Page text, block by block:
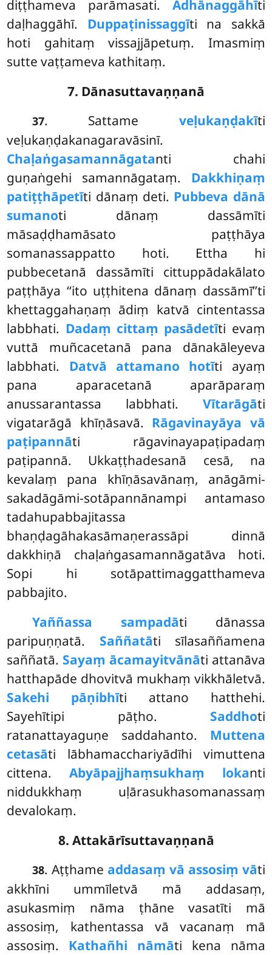
diṭṭhameva parāmasati. Ādhānaggāhīti
daḷhaggāhī. Duppaṭinissaggīti na sakkā
hoti gahitaṃ vissajjāpetuṃ. Imasmiṃ
sutte vaṭṭameva kathitaṃ.
7. Dānasuttavaṇṇanā
37. Sattame veḷukaṇḍakīti
veḷukaṇḍakanagaravāsinī.
Chaḷaṅgasamannāgatanti chahi
guṇaṅgehi samannāgataṃ. Dakkhiṇaṃ
patiṭṭhāpetīti dānaṃ deti. Pubbeva dānā
sumanoti dānaṃ dassāmīti
māsaḍḍhamāsato paṭṭhāya
somanassappatto hoti. Ettha hi
pubbecetanā dassāmīti cittuppādakālato
paṭṭhāya ‘‘ito uṭṭhitena dānaṃ dassāmī’’ti
khettaggahaṇaṃ ādiṃ katvā cintentassa
labbhati. Dadaṃ cittaṃ pasādetīti evaṃ
vuttā muñcacetanā pana dānakāleyeva
labbhati. Datvā attamano hotīti ayaṃ
pana aparacetanā aparāparaṃ
anussarantassa labbhati. Vītarāgāti
vigatarāgā khīṇāsavā. Rāgavinayāya vā
paṭipannāti rāgavinayapaṭipadaṃ
paṭipannā. Ukkaṭṭhadesanā cesā, na
kevalaṃ pana khīṇāsavānaṃ, anāgāmi-
sakadāgāmi-sotāpannānampi antamaso
tadahupabbajitassa
bhaṇḍagāhakasāmaṇerassāpi dinnā
dakkhiṇā chaḷaṅgasamannāgatāva hoti.
Sopi hi sotāpattimaggatthameva
pabbajito.
Yaññassa sampadāti dānassa
paripuṇṇatā. Saññatāti sīlasaññamena
saññatā. Sayaṃ ācamayitvānāti attanāva
hatthapāde dhovitvā mukhaṃ vikkhāletvā.
Sakehi pāṇibhīti attano hatthehi.
Sayehītipi pāṭho. Saddhoti
ratanattayaguṇe saddahanto. Muttena
cetasāti lābhamacchariyādīhi vimuttena
cittena. Abyāpajjhaṃsukhaṃ lokanti
niddukkhaṃ uḷārasukhasomanassaṃ
devalokaṃ.
8. Attakārīsuttavaṇṇanā
38. Aṭṭhame addasaṃ vā assosiṃ vāti
akkhīni ummīletvā mā addasaṃ,
asukasmiṃ nāma ṭhāne vasatīti mā
assosiṃ, kathentassa vā vacanaṃ mā
assosiṃ. Kathañhi nāmāti kena nāma